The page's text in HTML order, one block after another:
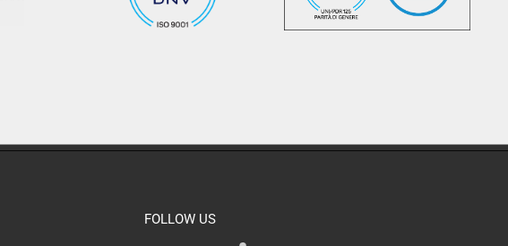
FOLLOW US